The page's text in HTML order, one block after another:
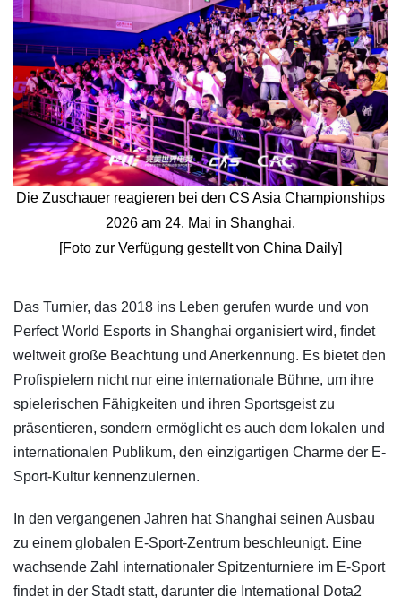
Die Zuschauer reagieren bei den CS Asia Championships
2026 am 24. Mai in Shanghai.
[Foto zur Verfügung gestellt von China Daily]
​Das Turnier, das 2018 ins Leben gerufen wurde und von
Perfect World Esports in Shanghai organisiert wird, findet
weltweit große Beachtung und Anerkennung. Es bietet den
Profispielern nicht nur eine internationale Bühne, um ihre
spielerischen Fähigkeiten und ihren Sportsgeist zu
präsentieren, sondern ermöglicht es auch dem lokalen und
internationalen Publikum, den einzigartigen Charme der E-
Sport-Kultur kennenzulernen.
In den vergangenen Jahren hat Shanghai seinen Ausbau
zu einem globalen E-Sport-Zentrum beschleunigt. Eine
wachsende Zahl internationaler Spitzenturniere im E-Sport
findet in der Stadt statt, darunter die International Dota2